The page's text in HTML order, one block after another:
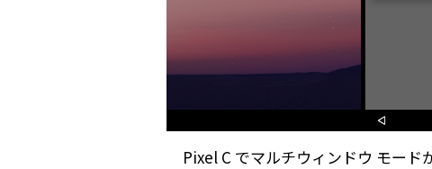
Pixel C でマルチウィンドウ モー